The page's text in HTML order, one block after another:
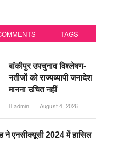
TAGS
बांकीपुर उपचुनाव विश्लेषण-
नतीजों को राज्यव्यापी जनादेश
मानना उचित नहीं
admin August 4, 2026
ने एनसीक्यूसी 2024 में हासिल